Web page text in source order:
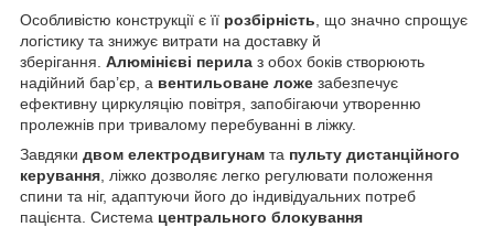
Особливістю конструкції є її розбірність , що значно спрощує
логістику та знижує витрати на доставку й
зберігання. Алюмінієві перила з обох боків створюють
надійний бар’єр, а вентильоване ложе забезпечує
ефективну циркуляцію повітря, запобігаючи утворенню
пролежнів при тривалому перебуванні в ліжку.
Завдяки двом електродвигунам та пульту дистанційного
керування , ліжко дозволяє легко регулювати положення
спини та ніг, адаптуючи його до індивідуальних потреб
пацієнта. Система центрального блокування